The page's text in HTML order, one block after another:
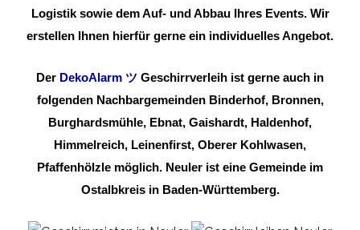
Logistik sowie dem Auf- und Abbau Ihres Events. Wir
erstellen Ihnen hierfür gerne ein individuelles Angebot.
Der DekoAlarm ツ Geschirrverleih ist gerne auch in
folgenden Nachbargemeinden Binderhof, Bronnen,
Burghardsmühle, Ebnat, Gaishardt, Haldenhof,
Himmelreich, Leinenfirst, Oberer Kohlwasen,
Pfaffenhölzle möglich. Neuler ist eine Gemeinde im
Ostalbkreis in Baden-Württemberg.